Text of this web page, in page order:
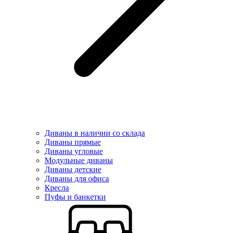
Диваны в наличии со склада
Диваны прямые
Диваны угловые
Модульные диваны
Диваны детские
Диваны для офиса
Кресла
Пуфы и банкетки